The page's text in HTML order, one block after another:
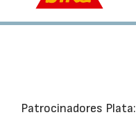
Patrocinadores Plata: